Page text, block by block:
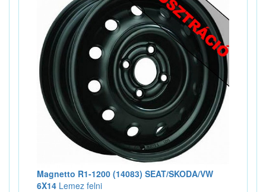
Magnetto R1-1200 (14083) SEAT/SKODA/VW
6X14 Lemez felni